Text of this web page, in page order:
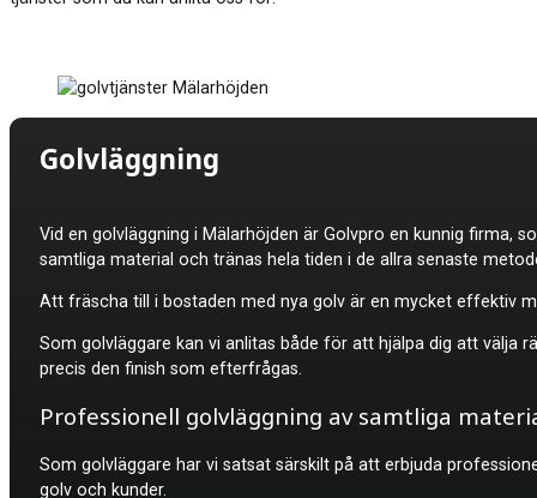
Golvläggning
Vid en golvläggning i Mälarhöjden är Golvpro en kunnig firma,
samtliga material och tränas hela tiden i de allra senaste
Att fräscha till i bostaden med nya golv är en mycket effektiv
Som golvläggare kan vi anlitas både för att hjälpa dig att välja
precis den finish som efterfrågas.
Professionell golvläggning av samtliga
Som golvläggare har vi satsat särskilt på att erbjuda
golv och kunder.